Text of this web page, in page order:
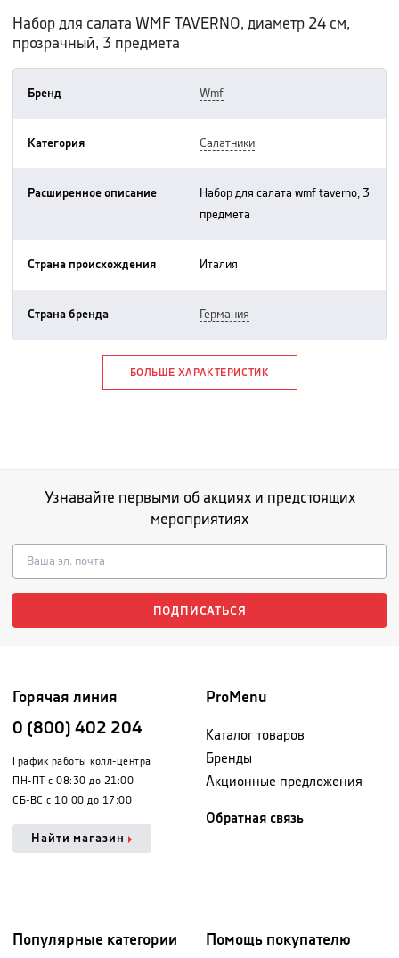
Набор для салата WMF TAVERNO, диаметр 24 см,
прозрачный, 3 предмета
Бренд wmf
Категория салатники
Расширенное описание
набор для салата wmf taverno, 3
предмета
Страна происхождения италия
Страна бренда германия
БОЛЬШЕ ХАРАКТЕРИСТИК
Узнавайте первыми об акциях и предстоящих
мероприятиях
ПОДПИСАТЬСЯ
Горячая линия
0 (800) 402 204
График работы колл-центра
ПН-ПТ с 08:30 до 21:00
СБ-ВС с 10:00 до 17:00
Найти магазин
ProMenu
Каталог товаров
Бренды
Акционные предложения
Обратная связь
Популярные категории Помощь покупателю